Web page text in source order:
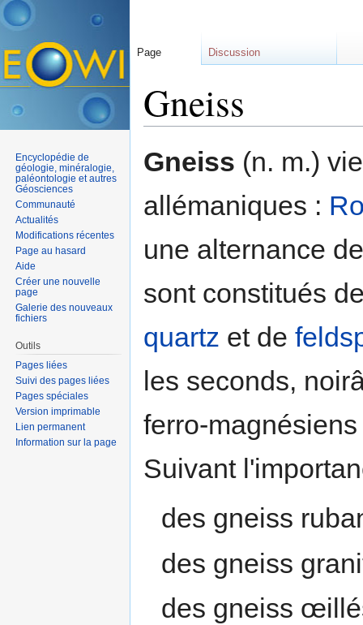
Gneiss
Gneiss (n. m.)
allémaniques :
une alternance
sont constitués
quartz et de
les seconds,
ferro-magnésiens
Suivant
des gneiss
des gneiss
des gneiss
Page Discussion
Encyclopédie de
géologie, minéralogie,
paléontologie et autres
Géosciences
Communauté
Actualités
Modifications récentes
Page au hasard
Aide
Créer une nouvelle
page
Galerie des nouveaux
fichiers
Outils
Pages liées
Suivi des pages liées
Pages spéciales
Version imprimable
Lien permanent
Information sur la page